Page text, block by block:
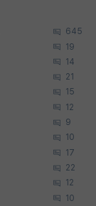
645
19
14
21
15
12
9
10
17
22
12
10